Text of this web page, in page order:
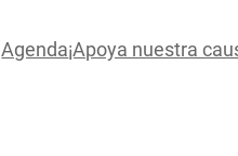
Agenda¡Apoya nuestra